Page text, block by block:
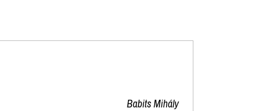
Babits Mihály